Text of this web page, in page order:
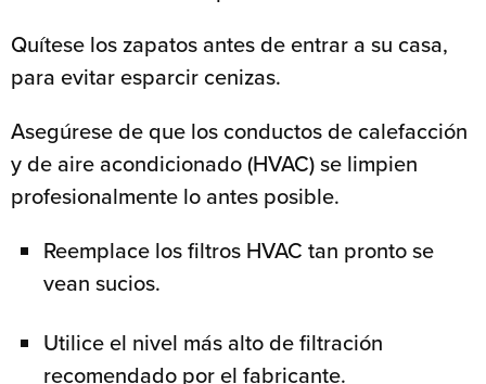
Quítese los zapatos antes de entrar a su casa,
para evitar esparcir cenizas.
Asegúrese de que los conductos de calefacción
y de aire acondicionado (HVAC) se limpien
profesionalmente lo antes posible.
Reemplace los filtros HVAC tan pronto se
vean sucios.
Utilice el nivel más alto de filtración
recomendado por el fabricante.